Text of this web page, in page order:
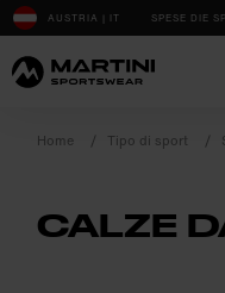
sr.Table Of Content
AUSTRIA | IT SPESE DIE
Home Tipo di sport
CALZE